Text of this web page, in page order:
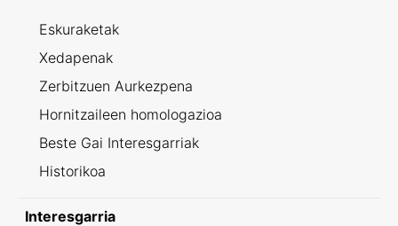
Eskuraketak
Xedapenak
Zerbitzuen Aurkezpena
Hornitzaileen homologazioa
Beste Gai Interesgarriak
Historikoa
Interesgarria